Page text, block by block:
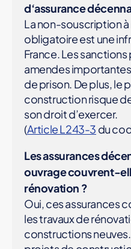
d‘assurance
La non-souscription à
obligatoire est une
France. Les
amendes
de prison. De plus, le
construction risque
son droit d’exercer.
(Article L243-3 du
Les assurances
ouvrage couvrent-
rénovation ?
Oui, ces assurances
les travaux de
constructions